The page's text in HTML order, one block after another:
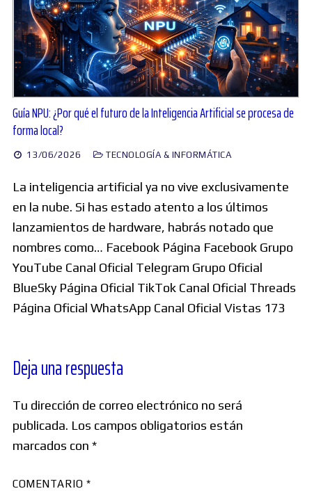
Guía NPU: ¿Por qué el futuro de la Inteligencia Artificial se procesa de
forma local?
13/06/2026 TECNOLOGÍA & INFORMÁTICA
La inteligencia artificial ya no vive exclusivamente
en la nube. Si has estado atento a los últimos
lanzamientos de hardware, habrás notado que
nombres como… Facebook Página Facebook Grupo
YouTube Canal Oficial Telegram Grupo Oficial
BlueSky Página Oficial TikTok Canal Oficial Threads
Página Oficial WhatsApp Canal Oficial Vistas 173
Deja una respuesta
Tu dirección de correo electrónico no será
publicada. Los campos obligatorios están
marcados con *
COMENTARIO *